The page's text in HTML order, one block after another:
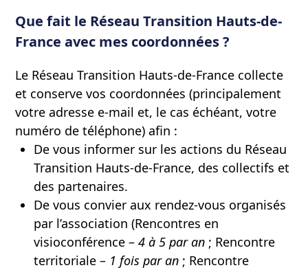
Que fait le Réseau Transition Hauts-de-
France avec mes coordonnées ?
Le Réseau Transition Hauts-de-France collecte
et conserve vos coordonnées (principalement
votre adresse e-mail et, le cas échéant, votre
numéro de téléphone) afin :
De vous informer sur les actions du Réseau
Transition Hauts-de-France, des collectifs et
des partenaires.
De vous convier aux rendez-vous organisés
par l’association (Rencontres en
visioconférence – 4 à 5 par an ; Rencontre
territoriale – 1 fois par an ; Rencontre